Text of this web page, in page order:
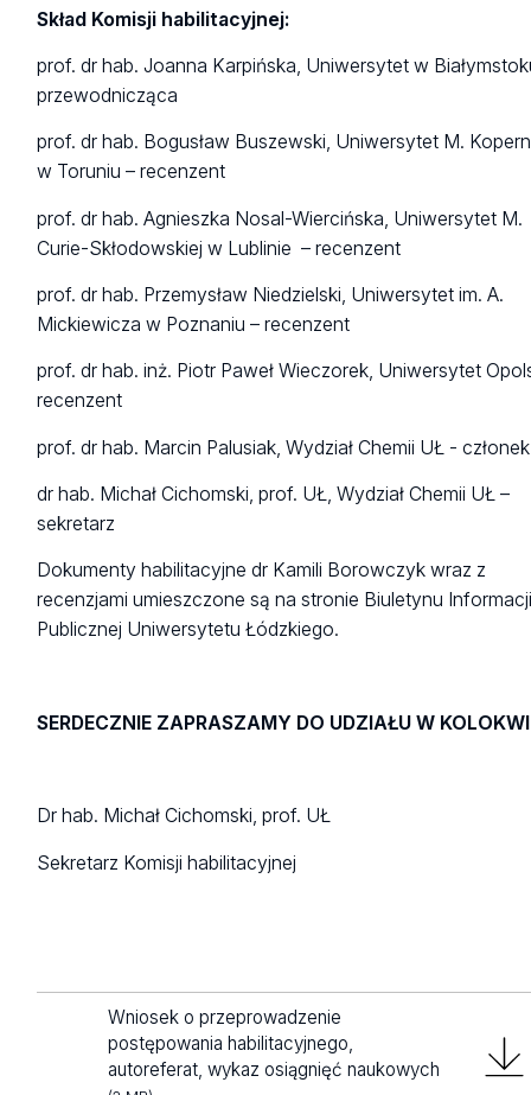
Skład Komisji habilitacyjnej:
prof. dr hab. Joanna Karpińska, Uniwersytet w
przewodnicząca
prof. dr hab. Bogusław Buszewski, Uniwersytet M.
w Toruniu – recenzent
prof. dr hab. Agnieszka Nosal-Wiercińska, Uniwersytet M.
Curie-Skłodowskiej w Lublinie – recenzent
prof. dr hab. Przemysław Niedzielski, Uniwersytet im. A.
Mickiewicza w Poznaniu – recenzent
prof. dr hab. inż. Piotr Paweł Wieczorek, Uniwersytet
recenzent
prof. dr hab. Marcin Palusiak, Wydział Chemii UŁ - członek
dr hab. Michał Cichomski, prof. UŁ, Wydział Chemii UŁ –
sekretarz
Dokumenty habilitacyjne dr Kamili Borowczyk wraz z
recenzjami umieszczone są na stronie Biuletynu
Publicznej Uniwersytetu Łódzkiego.
SERDECZNIE ZAPRASZAMY DO UDZIAŁU W
Dr hab. Michał Cichomski, prof. UŁ
Sekretarz Komisji habilitacyjnej
Wniosek o przeprowadzenie
postępowania habilitacyjnego,
autoreferat, wykaz osiągnięć naukowych